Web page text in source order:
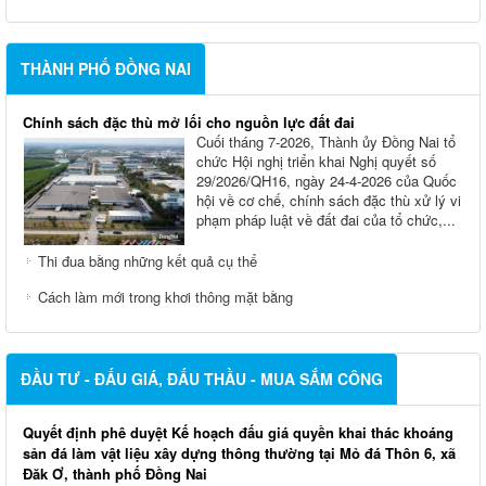
THÀNH PHỐ ĐỒNG NAI
Chính sách đặc thù mở lối cho nguồn lực đất đai
Cuối tháng 7-2026, Thành ủy Ðồng Nai tổ
chức Hội nghị triển khai Nghị quyết số
29/2026/QH16, ngày 24-4-2026 của Quốc
hội về cơ chế, chính sách đặc thù xử lý vi
phạm pháp luật về đất đai của tổ chức,...
Thi đua bằng những kết quả cụ thể
Cách làm mới trong khơi thông mặt bằng
ĐẦU TƯ - ĐẤU GIÁ, ĐẤU THẦU - MUA SẮM CÔNG
Quyết định phê duyệt Kế hoạch đấu giá quyền khai thác khoáng
sản đá làm vật liệu xây dựng thông thường tại Mỏ đá Thôn 6, xã
Đăk Ơ, thành phố Đồng Nai